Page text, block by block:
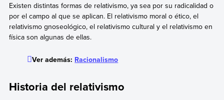
Existen distintas formas de relativismo, ya sea por su radicalidad o
por el campo al que se aplican. El relativismo moral o ético, el
relativismo gnoseológico, el relativismo cultural y el relativismo en
física son algunas de ellas.
Ver además: Racionalismo
Historia del relativismo